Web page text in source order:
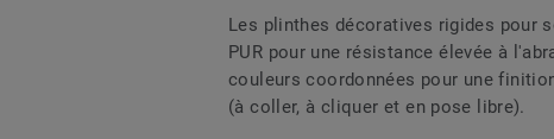
Les plinthes décoratives rigides pour
PUR pour une résistance élevée à
couleurs coordonnées pour une
(à coller, à cliquer et en pose libre).